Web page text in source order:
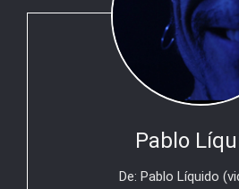
Pablo
De: Pablo Líquido